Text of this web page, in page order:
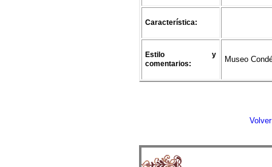
Característica:
Estilo y
comentarios:
Museo